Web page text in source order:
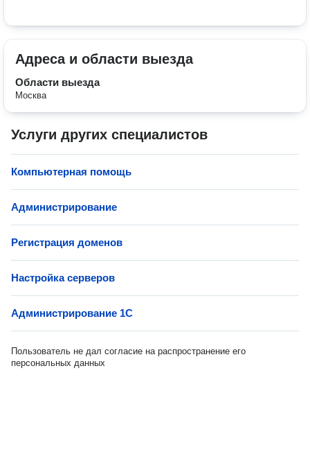
Адреса и области выезда
Области выезда
Москва
Услуги других специалистов
Компьютерная помощь
Администрирование
Регистрация доменов
Настройка серверов
Администрирование 1С
Пользователь не дал согласие на распространение его
персональных данных